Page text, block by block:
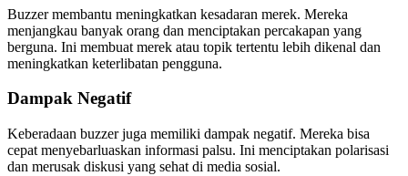
Buzzer membantu meningkatkan kesadaran merek. Mereka
menjangkau banyak orang dan menciptakan percakapan yang
berguna. Ini membuat merek atau topik tertentu lebih dikenal dan
meningkatkan keterlibatan pengguna.
Dampak Negatif
Keberadaan buzzer juga memiliki dampak negatif. Mereka bisa
cepat menyebarluaskan informasi palsu. Ini menciptakan polarisasi
dan merusak diskusi yang sehat di media sosial.